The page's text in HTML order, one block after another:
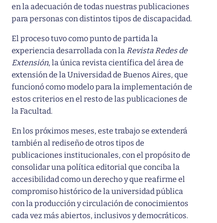
en la adecuación de todas nuestras publicaciones
para personas con distintos tipos de discapacidad.
El proceso tuvo como punto de partida la
experiencia desarrollada con la Revista Redes de
Extensión, la única revista científica del área de
extensión de la Universidad de Buenos Aires, que
funcionó como modelo para la implementación de
estos criterios en el resto de las publicaciones de
la Facultad.
En los próximos meses, este trabajo se extenderá
también al rediseño de otros tipos de
publicaciones institucionales, con el propósito de
consolidar una política editorial que conciba la
accesibilidad como un derecho y que reafirme el
compromiso histórico de la universidad pública
con la producción y circulación de conocimientos
cada vez más abiertos, inclusivos y democráticos.